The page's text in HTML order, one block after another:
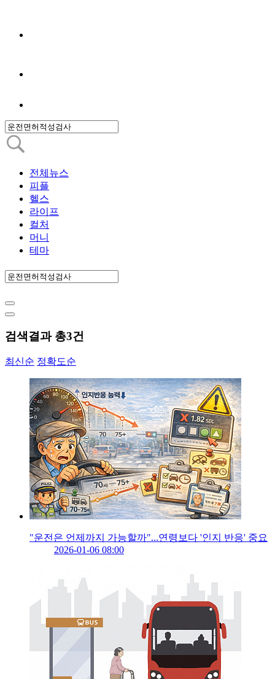
전체뉴스
피플
헬스
라이프
컬처
머니
테마
검색결과 총3건
최신순 정확도순
"운전은 언제까지 가능할까"...연령보다 '인지 반응' 중요
2026-01-06 08:00